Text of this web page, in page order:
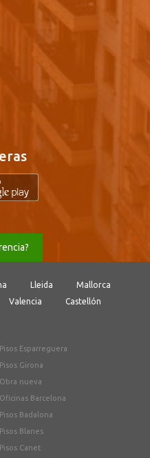
Lleida
Mallorca
Valencia
Castellón
Pisos Esparreguera
Pisos Girona
Obra nueva
Oficinas Barcelona
Pisos Badalona
Pisos Blanes
Pisos Canet